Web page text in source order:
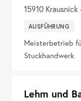
15910 Krausnick
AUSFÜHRUNG
Meisterbetrieb
Stuckhandwerk
Lehm und